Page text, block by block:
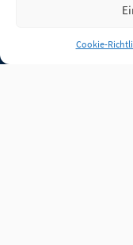
Cookie-
Jobs